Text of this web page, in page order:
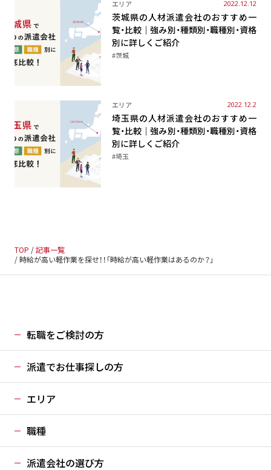
エリア 2022.12.12
茨城県の人材派遣会社のおすすめ一
覧・比較｜強み別・種類別・職種別・資格
別に詳しくご紹介
#茨城
エリア 2022.12.2
埼玉県の人材派遣会社のおすすめ一
覧・比較｜強み別・種類別・職種別・資格
別に詳しくご紹介
#埼玉
TOP
記事一覧
時給が高い軽作業を探せ！！｢時給が高い軽作業はあるのか？｣
転職をご検討の方
派遣でお仕事探しの方
エリア
職種
派遣会社の選び方